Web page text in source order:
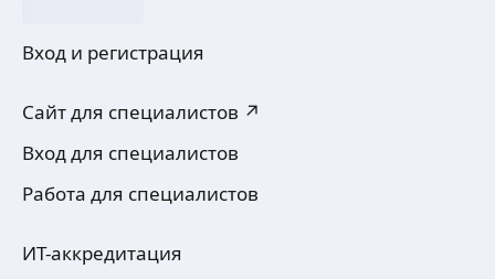
Вход и регистрация
Сайт для специалистов ↗
Вход для специалистов
Работа для специалистов
ИТ-аккредитация